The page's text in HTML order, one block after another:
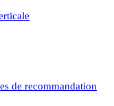
de recommandation